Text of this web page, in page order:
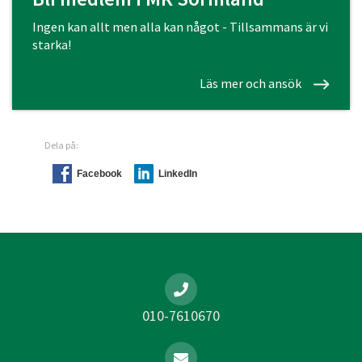
Ingen kan allt men alla kan något - Tillsammans är vi
starka!
Läs mer och ansök
Dela på:
Facebook LinkedIn
010-7610670